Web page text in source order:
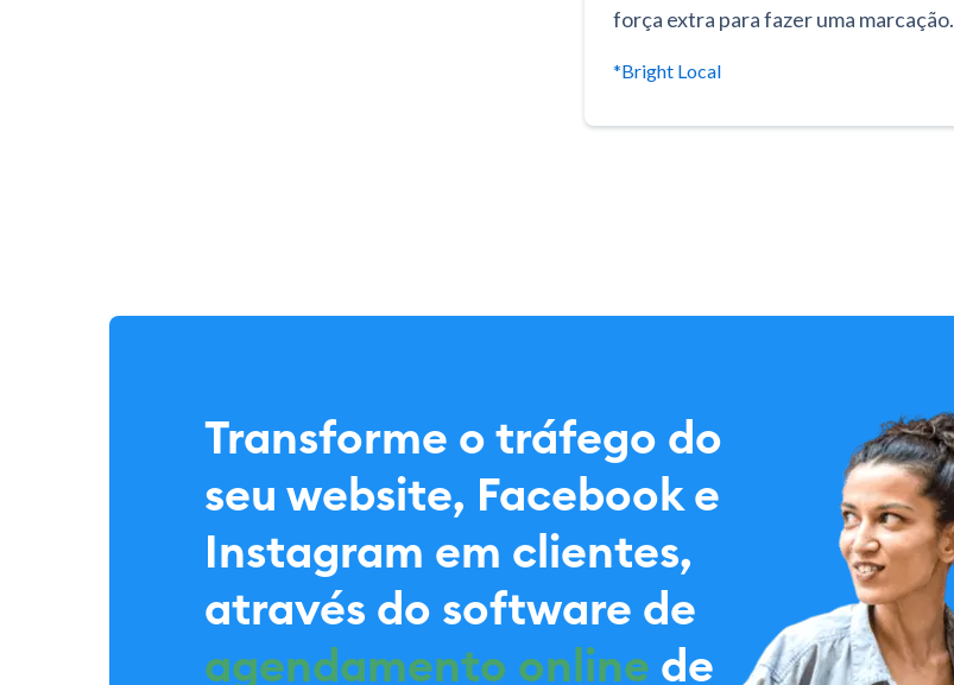
força extra para fazer uma marcação.
*Bright Local
Transforme o tráfego do
seu website, Facebook e
Instagram em clientes,
através do software de
agendamento online de